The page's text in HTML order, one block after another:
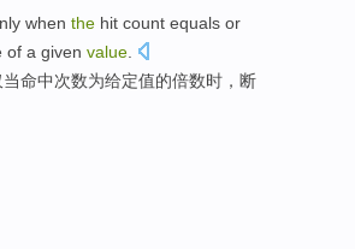
when the hit count equals or
of a given value
当命中次数为给定值的倍数时 ，断